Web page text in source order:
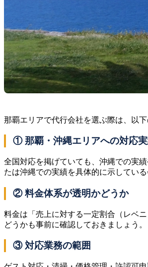
那覇エリアで代行会社を選ぶ際は、以
① 那覇・沖縄エリアへの対応
全国対応を掲げていても、沖縄での実
たは沖縄での実績を具体的に示している
② 料金体系が透明かどうか
料金は「売上に対する一定割合（レベ
どうかも事前に確認しておきましょう。
③ 対応業務の範囲